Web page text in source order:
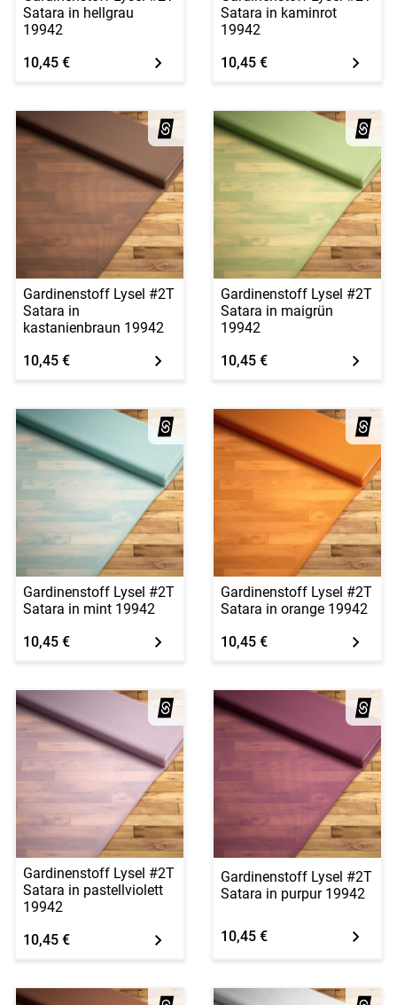
Satara in hellgrau
19942
10,45 €
Satara in kaminrot
19942
10,45 €
Gardinenstoff Lysel #2T
Satara in
kastanienbraun 19942
10,45 €
Gardinenstoff Lysel #2T
Satara in maigrün
19942
10,45 €
Gardinenstoff Lysel #2T
Satara in mint 19942
10,45 €
Gardinenstoff Lysel #2T
Satara in orange 19942
10,45 €
Gardinenstoff Lysel #2T
Satara in pastellviolett
19942
10,45 €
Gardinenstoff Lysel #2T
Satara in purpur 19942
10,45 €